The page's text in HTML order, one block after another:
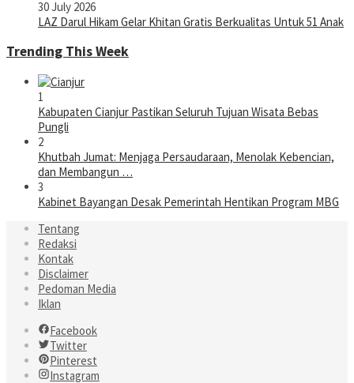
30 July 2026
LAZ Darul Hikam Gelar Khitan Gratis Berkualitas Untuk 51 Anak
Trending This Week
1
Kabupaten Cianjur Pastikan Seluruh Tujuan Wisata Bebas
Pungli
2
Khutbah Jumat: Menjaga Persaudaraan, Menolak Kebencian,
dan Membangun …
3
Kabinet Bayangan Desak Pemerintah Hentikan Program MBG
Tentang
Redaksi
Kontak
Disclaimer
Pedoman Media
Iklan
Facebook
Twitter
Pinterest
Instagram